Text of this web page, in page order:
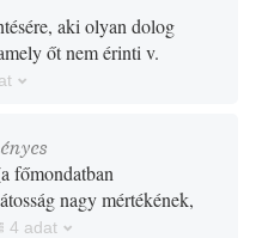
aki olyan dolog
őt nem érinti v.
főmondatban
nagy mértékének,
4 adat